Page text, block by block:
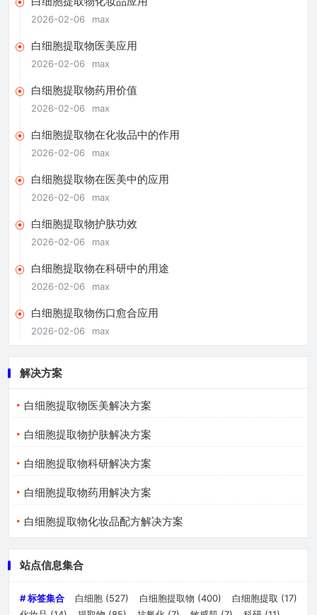
2026-02-06 max
白细胞提取物医美应用
2026-02-06 max
白细胞提取物药用价值
2026-02-06 max
白细胞提取物在化妆品中的作用
2026-02-06 max
白细胞提取物在医美中的应用
2026-02-06 max
白细胞提取物护肤功效
2026-02-06 max
白细胞提取物在科研中的用途
2026-02-06 max
白细胞提取物伤口愈合应用
2026-02-06 max
解决方案
白细胞提取物医美解决方案
白细胞提取物护肤解决方案
白细胞提取物科研解决方案
白细胞提取物药用解决方案
白细胞提取物化妆品配方解决方案
站点信息集合
# 标签集合 白细胞 (527) 白细胞提取物 (400) 白细胞提取 (17)